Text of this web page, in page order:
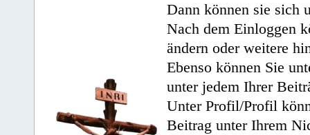
Dann können sie sich
Nach dem Einloggen
ändern oder weitere
Ebenso können Sie
unter jedem Ihrer
Unter Profil/Profil
Beitrag unter Ihrem